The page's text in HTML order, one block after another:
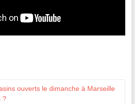
ouverts le dimanche à Marseille
?